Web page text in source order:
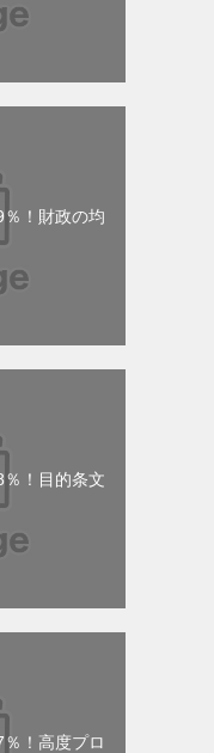
％！財政の均
％！目的条文
％！高度プロ